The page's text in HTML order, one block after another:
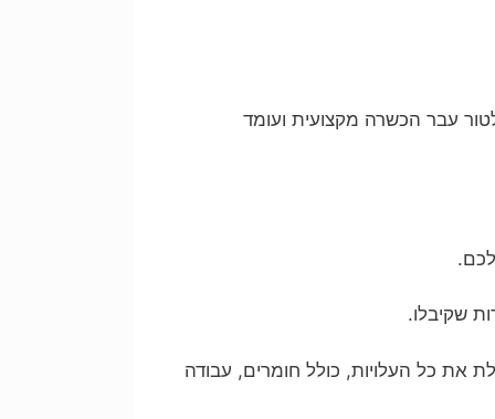
עבר הכשרה מקצועית ועומד
שקיבלו.
את כל העלויות, כולל חומרים, עבודה